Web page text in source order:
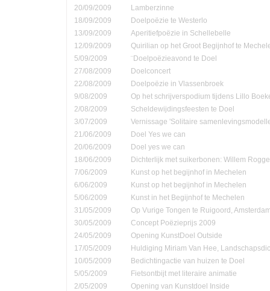
20/09/2009
Lamberzinne
18/09/2009
Doelpoëzie te Westerlo
13/09/2009
Aperitiefpoëzie in Schellebelle
12/09/2009
Quirilian op het Groot Begijnhof te
5/09/2009
¨Doelpoëzieavond te Doel
27/08/2009
Doelconcert
22/08/2009
Doelpoëzie in Vlassenbroek
9/08/2009
Op het schrijverspodium tijdens Lillo
2/08/2009
Scheldewijdingsfeesten te Doel
3/07/2009
Vernissage 'Solitaire
21/06/2009
Doel Yes we can
20/06/2009
Doel yes we can
18/06/2009
Dichterlijk met suikerbonen: Willem
7/06/2009
Kunst op het begijnhof in Mechelen
6/06/2009
Kunst op het begijnhof in Mechelen
5/06/2009
Kunst in het Begijnhof te Mechelen
31/05/2009
Op Vurige Tongen te Ruigoord,
30/05/2009
Concept Poëzieprijs 2009
24/05/2009
Opening KunstDoel Outside
17/05/2009
Huldiging Miriam Van Hee,
10/05/2009
Bedichtingactie van huizen te Doel
5/05/2009
Fietsontbijt met literaire animatie
2/05/2009
Opening van Kunstdoel Inside